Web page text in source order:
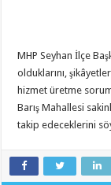
MHP Seyhan İlçe
olduklarını,
hizmet üretme
Barış Mahallesi
takip edeceklerini